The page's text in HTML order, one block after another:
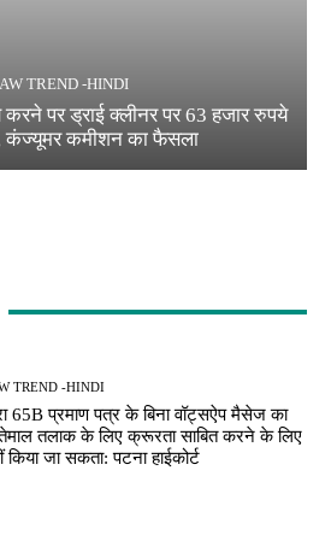
TREND -HINDI
पर ड्राई क्लीनर पर 63 हजार रुपये
कंज्यूमर कमीशन का फैसला
TREND -HINDI
65B प्रमाण पत्र के बिना वॉट्सऐप मैसेज का
तलाक के लिए क्रूरता साबित करने के लिए
किया जा सकता: पटना हाईकोर्ट